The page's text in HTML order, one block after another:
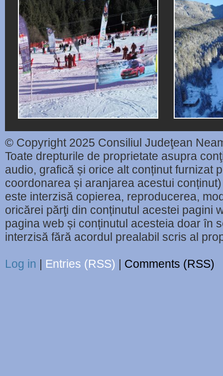
© Copyright 2025 Consiliul Judeţean
Toate drepturile de proprietate asupra
audio, grafică și orice alt conținut furnizat
coordonarea și aranjarea acestui
este interzisă copierea, reproducerea,
oricărei părţi din conținutul acestei pagini
pagina web și conținutul acesteia doar în
interzisă fără acordul prealabil scris al
Log in | Entries (RSS) | Comments (RSS)